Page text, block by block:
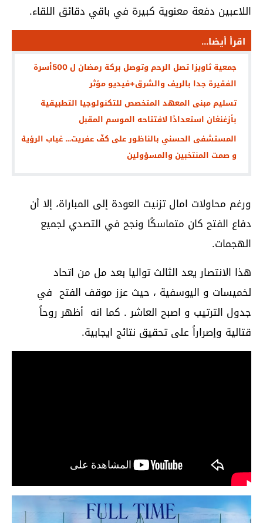
اللاعبين دفعة معنوية كبيرة في باقي دقائق اللقاء.
اقرأ أيضا...
جمعية ثاويزا تصل الرحم وتوصل بركة رمضان ل 500أسرة
الفقيرة جدا بالريف والشرق+فيديو مؤثر
تسليم مبنى المعهد المتخصص للتكنولوجيا التطبيقية
بأزغنغان استعدادًا لافتتاحه الموسم المقبل
المستشفى الحسني بالناظور على كفّ عفريت… غياب الرؤية
و صمت المنتخبين والمسؤولين
ورغم محاولات امال تزنيت العودة إلى المباراة، إلا أن
دفاع الفتح كان متماسكًا ونجح في التصدي لجميع
الهجمات.
هذا الانتصار يعد الثالث تواليا بعد مل من اتحاد
لخميسات و اليوسفية ، حيث عزز موقف الفتح في
جدول الترتيب و اصبح العاشر . كما انه أظهر روحاً
قتالية وإصراراً على تحقيق نتائج ايجابية.